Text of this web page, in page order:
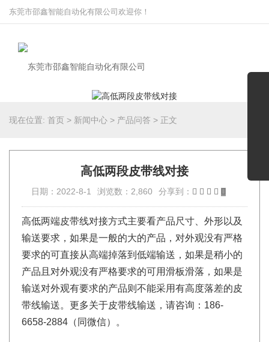
东莞市邵鑫智能自动化有限公司欢迎你！
现在位置: 首页 > 新闻中心 > 产品问答 > 正文
高低两段皮带线对接
日期：2022-8-1 浏览数：2,860 分享到：
高低两端皮带线对接方式主要看产品尺寸、外形以及
输送要求，如果是一般的大的产品，对外观没有严格
要求的可直接从高端掉落到低端输送，如果是稍小的
产品且对外观没有严格要求的可用滑板滑落，如果是
输送对外观有要求的产品则不能采用有高度落差的皮
带线输送。更多关于皮带线输送，请咨询：186-
6658-2884（同微信）。